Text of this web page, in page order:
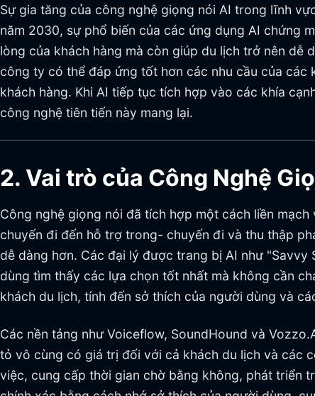
Sự gia tăng của công nghệ giọng nói AI trong lĩnh
năm 2030, sự phổ biến của các ứng dụng AI chứng
lòng của khách hàng mà còn giúp du lịch trở nên dễ
công ty có thể đáp ứng tốt hơn các nhu cầu của các
khách hàng. Khi AI tiếp tục tích hợp vào các khía
công nghệ tiên tiến này mang lại.
2. Vai trò của Công Nghệ
Công nghệ giọng nói đã tích hợp một cách liền
chuyến đi đến hỗ trợ trong- chuyến đi và thu thập
dễ dàng hơn. Các đại lý được trang bị AI như
dùng tìm thấy các lựa chọn tốt nhất mà không cần
khách du lịch, tính đến sở thích của người dùng và
Các nền tảng như Voiceflow, SoundHound và
tỏ vô cùng có giá trị đối với cả khách du lịch và các
việc, cung cấp thời gian chờ bằng không, phát triển